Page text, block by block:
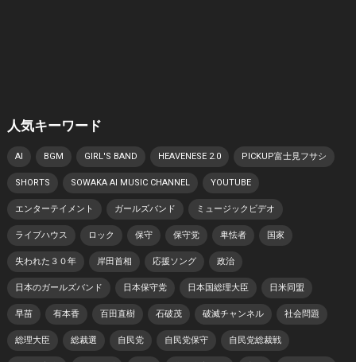
人気キーワード
AI BGM GIRL'S BAND HEAVENESE 2.0 PICKUP富士見フサシ
SHORTS SOWAKA AI MUSIC CHANNEL YOUTUBE
エンターテイメント ガールズバンド ミュージックビデオ
ライブハウス ロック 保守 保守党 卑怯者 国家
失われた３０年 岸田首相 応援ソング 政治
日本のガールズバンド 日本保守党 日本国総理大臣 日米同盟
早苗 有本香 百田直樹 石破茂 破滅チャンネル 社会問題
総理大臣 総裁選 自民党 自民党保守 自民党総裁戦